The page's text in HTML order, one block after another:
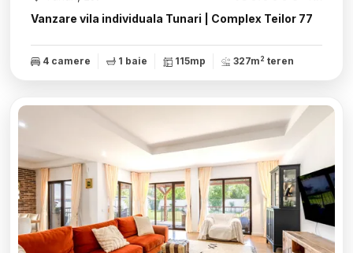
Vanzare vila individuala Tunari | Complex Teilor 77
4 camere 1 baie 115mp 327m2 teren